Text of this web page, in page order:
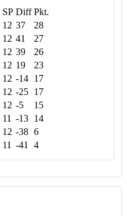
SP Diff Pkt.
12 37
28
12 41
27
12 39
26
12 19
23
12 -14 17
12 -25 17
12 -5
15
11 -13 14
12 -38 6
11 -41 4